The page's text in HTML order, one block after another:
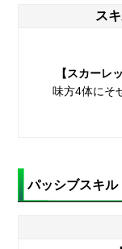
ス
【スカーレ
味方4体にそ
パッシブスキル